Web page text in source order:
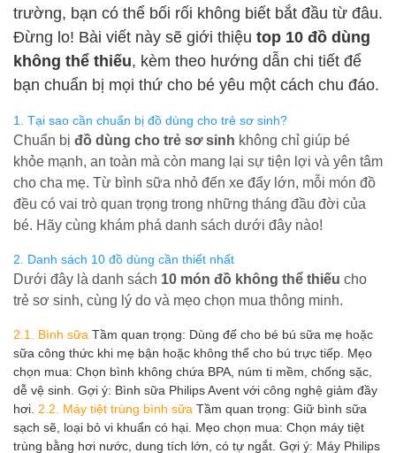
trường, bạn có thể bối rối không biết bắt đầu từ đâu.
Đừng lo! Bài viết này sẽ giới thiệu top 10 đồ dùng
không thể thiếu, kèm theo hướng dẫn chi tiết để
bạn chuẩn bị mọi thứ cho bé yêu một cách chu đáo.
1. Tại sao cần chuẩn bị đồ dùng cho trẻ sơ sinh?
Chuẩn bị đồ dùng cho trẻ sơ sinh không chỉ giúp bé
khỏe mạnh, an toàn mà còn mang lại sự tiện lợi và yên tâm
cho cha mẹ. Từ bình sữa nhỏ đến xe đẩy lớn, mỗi món đồ
đều có vai trò quan trọng trong những tháng đầu đời của
bé. Hãy cùng khám phá danh sách dưới đây nào!
2. Danh sách 10 đồ dùng cần thiết nhất
Dưới đây là danh sách 10 món đồ không thể thiếu cho
trẻ sơ sinh, cùng lý do và mẹo chọn mua thông minh.
2.1. Bình sữa Tầm quan trọng: Dùng để cho bé bú sữa mẹ hoặc
sữa công thức khi mẹ bận hoặc không thể cho bú trực tiếp. Mẹo
chọn mua: Chọn bình không chứa BPA, núm ti mềm, chống sặc,
dễ vệ sinh. Gợi ý: Bình sữa Philips Avent với công nghệ giảm đầy
hơi. 2.2. Máy tiệt trùng bình sữa Tầm quan trọng: Giữ bình sữa
sạch sẽ, loại bỏ vi khuẩn có hại. Mẹo chọn mua: Chọn máy tiệt
trùng bằng hơi nước, dung tích lớn, có tự ngắt. Gợi ý: Máy Philips